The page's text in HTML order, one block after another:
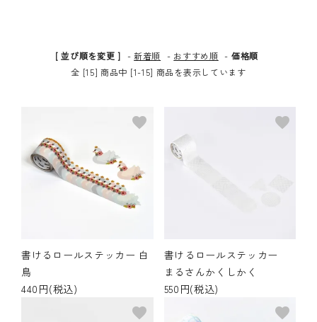
ご利用ガイド／よくあるご質問
企業（法人）の皆様へ
[ 並び順を変更 ] -新着順 - おすすめ順 - 価格順
全 [15] 商品中 [1-15] 商品を表示しています
書けるロールステッカー 白
鳥
440円(税込)
favorite
書けるロールステッカー
まるさんかくしかく
550円(税込)
favorite
favorite favorite